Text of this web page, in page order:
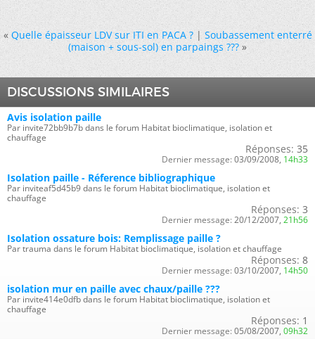
« Quelle épaisseur LDV sur ITI en PACA ?|Soubassement enterré
(maison + sous-sol) en parpaings ??? »
DISCUSSIONS SIMILAIRES
Avis isolation paille
Par invite72bb9b7b dans le forum Habitat bioclimatique, isolation et
chauffage
Réponses: 35
Dernier message: 03/09/2008, 14h33
Isolation paille - Réference bibliographique
Par inviteaf5d45b9 dans le forum Habitat bioclimatique, isolation et
chauffage
Réponses: 3
Dernier message: 20/12/2007, 21h56
Isolation ossature bois: Remplissage paille ?
Par trauma dans le forum Habitat bioclimatique, isolation et chauffage
Réponses: 8
Dernier message: 03/10/2007, 14h50
isolation mur en paille avec chaux/paille ???
Par invite414e0dfb dans le forum Habitat bioclimatique, isolation et
chauffage
Réponses: 1
Dernier message: 05/08/2007, 09h32